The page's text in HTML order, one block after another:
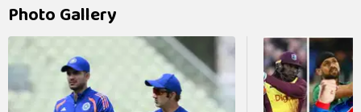
Photo Gallery